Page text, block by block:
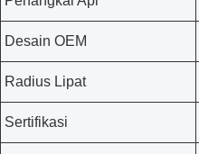
Desain OEM
Radius Lipat
Sertifikasi